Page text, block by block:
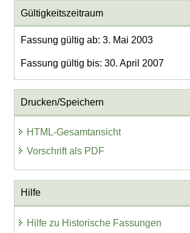
Gültigkeitszeitraum
Fassung gültig ab: 3. Mai 2003
Fassung gültig bis: 30. April 2007
Drucken/Speichern
HTML-Gesamtansicht
Vorschrift als PDF
Hilfe
Hilfe zu Historische Fassungen